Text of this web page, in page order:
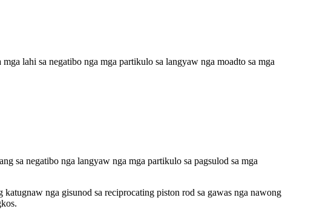
lahi sa negatibo nga mga partikulo sa langyaw nga moadto sa mga
sa negatibo nga langyaw nga mga partikulo sa pagsulod sa mga
nga gisunod sa reciprocating piston rod sa gawas nga nawong